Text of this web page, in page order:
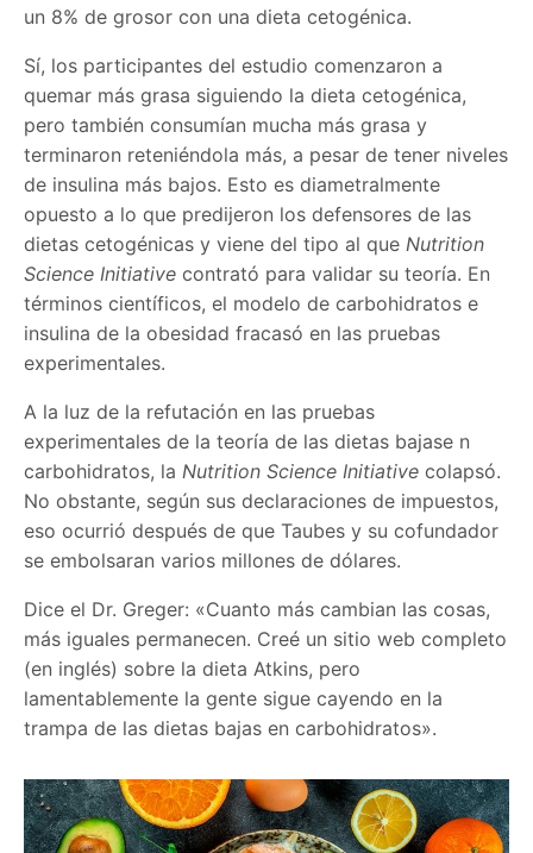
un 8% de grosor con una dieta cetogénica.
Sí, los participantes del estudio comenzaron a
quemar más grasa siguiendo la dieta cetogénica,
pero también consumían mucha más grasa y
terminaron reteniéndola más, a pesar de tener niveles
de insulina más bajos. Esto es diametralmente
opuesto a lo que predijeron los defensores de las
dietas cetogénicas y viene del tipo al que Nutrition
Science Initiative contrató para validar su teoría. En
términos científicos, el modelo de carbohidratos e
insulina de la obesidad fracasó en las pruebas
experimentales.
A la luz de la refutación en las pruebas
experimentales de la teoría de las dietas bajase n
carbohidratos, la Nutrition Science Initiative colapsó.
No obstante, según sus declaraciones de impuestos,
eso ocurrió después de que Taubes y su cofundador
se embolsaran varios millones de dólares.
Dice el Dr. Greger: «Cuanto más cambian las cosas,
más iguales permanecen. Creé un sitio web completo
(en inglés) sobre la dieta Atkins, pero
lamentablemente la gente sigue cayendo en la
trampa de las dietas bajas en carbohidratos».